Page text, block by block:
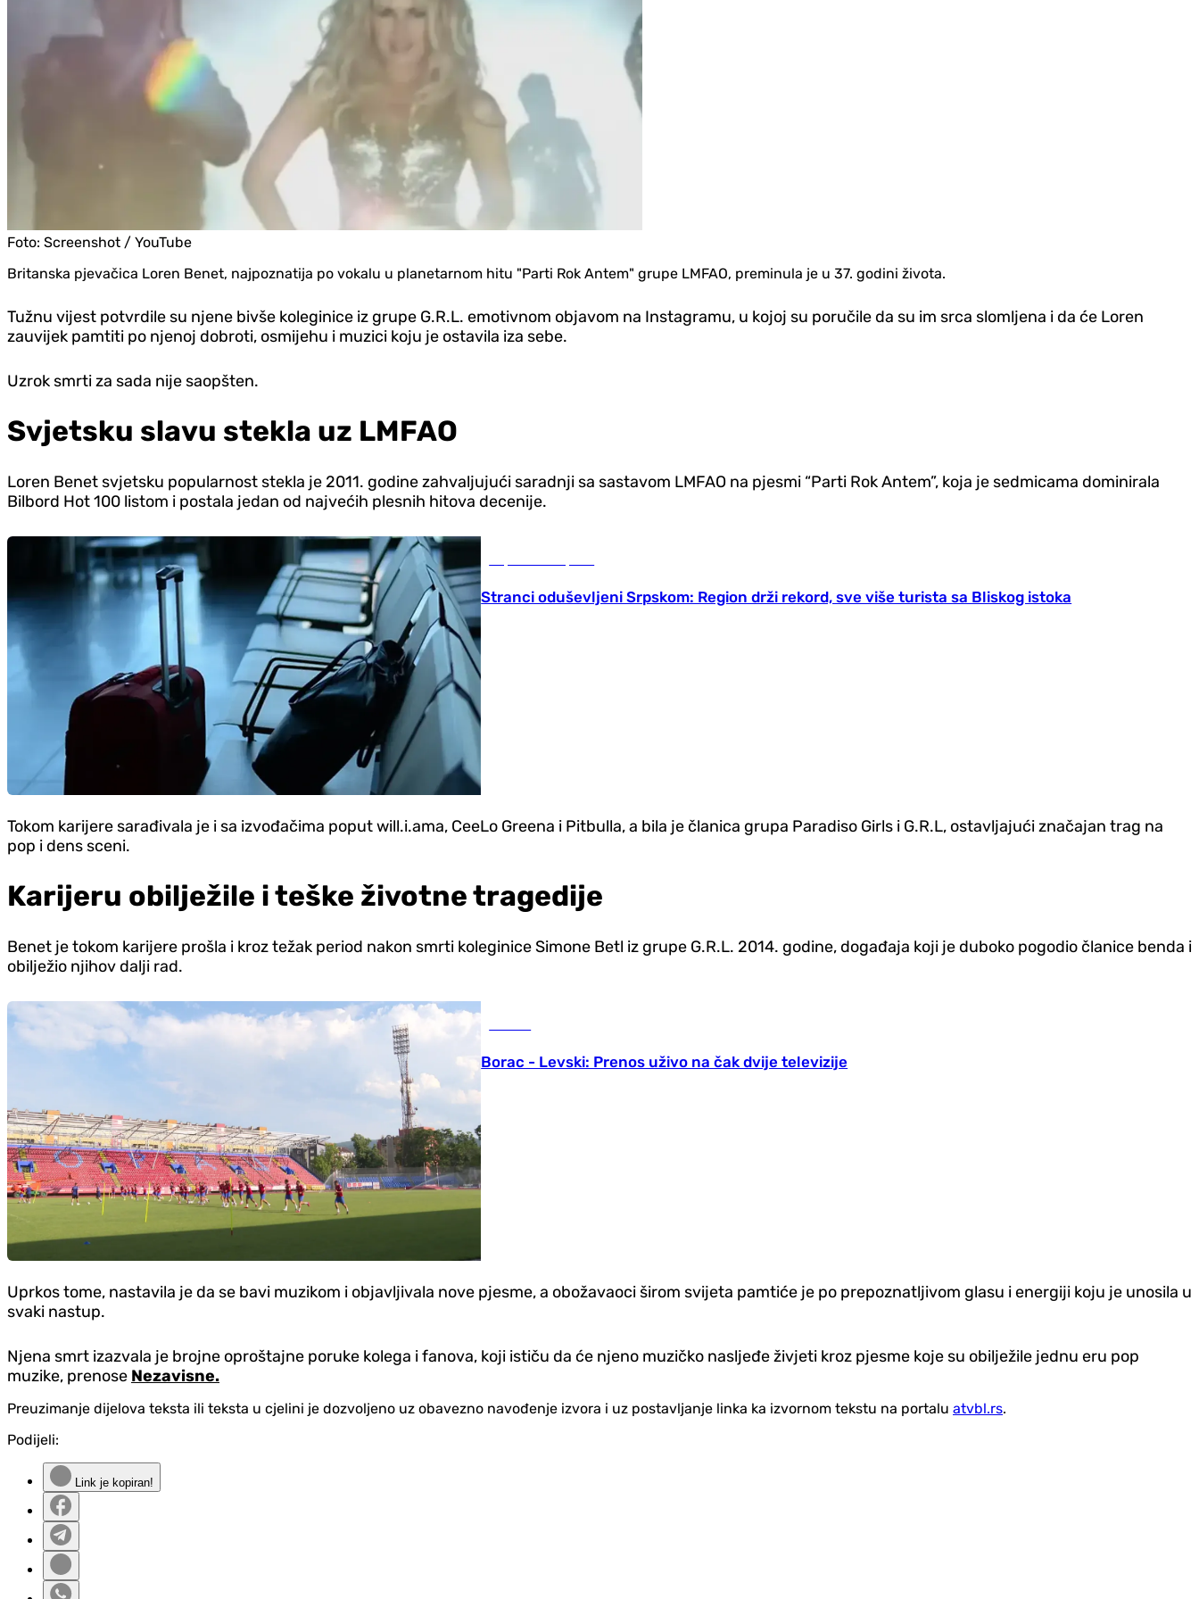
Foto: Screenshot / YouTube
Britanska pjevačica Loren Benet, najpoznatija po vokalu u planetarnom hitu "Parti Rok Antem" grupe LMFAO, preminula je u 37. godini života.
Tužnu vijest potvrdile su njene bivše koleginice iz grupe G.R.L. emotivnom objavom na Instagramu, u kojoj su poručile da su im srca slomljena i da će Loren
zauvijek pamtiti po njenoj dobroti, osmijehu i muzici koju je ostavila iza sebe.
Uzrok smrti za sada nije saopšten.
Svjetsku slavu stekla uz LMFAO
Loren Benet svjetsku popularnost stekla je 2011. godine zahvaljujući saradnji sa sastavom LMFAO na pjesmi “Parti Rok Antem”, koja je sedmicama dominirala
Bilbord Hot 100 listom i postala jedan od najvećih plesnih hitova decenije.
Stranci oduševljeni Srpskom: Region drži rekord, sve više turista sa Bliskog istoka
Tokom karijere sarađivala je i sa izvođačima poput will.i.ama, CeeLo Greena i Pitbulla, a bila je članica grupa Paradiso Girls i G.R.L, ostavljajući značajan trag na
pop i dens sceni.
Karijeru obilježile i teške životne tragedije
Benet je tokom karijere prošla i kroz težak period nakon smrti koleginice Simone Betl iz grupe G.R.L. 2014. godine, događaja koji je duboko pogodio članice benda i
obilježio njihov dalji rad.
Borac - Levski: Prenos uživo na čak dvije televizije
Uprkos tome, nastavila je da se bavi muzikom i objavljivala nove pjesme, a obožavaoci širom svijeta pamtiće je po prepoznatljivom glasu i energiji koju je unosila u
svaki nastup.
Njena smrt izazvala je brojne oproštajne poruke kolega i fanova, koji ističu da će njeno muzičko nasljeđe živjeti kroz pjesme koje su obilježile jednu eru pop
muzike, prenose Nezavisne.
Preuzimanje dijelova teksta ili teksta u cjelini je dozvoljeno uz obavezno navođenje izvora i uz postavljanje linka ka izvornom tekstu na portalu atvbl.rs.
Podijeli:
Link je kopiran!